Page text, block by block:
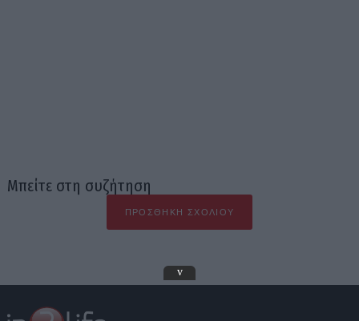
Μπείτε στη συζήτηση
ΠΡΟΣΘΉΚΗ ΣΧΟΛΊΟΥ
v